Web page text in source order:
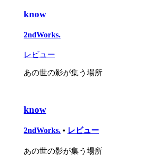
know
2ndWorks.
レビュー
あの世の影が集う場所
know
2ndWorks. • レビュー
あの世の影が集う場所